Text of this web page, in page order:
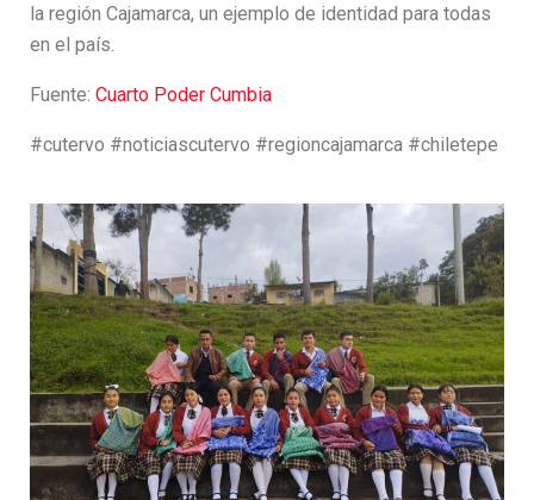
la región Cajamarca, un ejemplo de identidad para todas
en el país.
Fuente: Cuarto Poder Cumbia
#cutervo #noticiascutervo #regioncajamarca #chiletepe